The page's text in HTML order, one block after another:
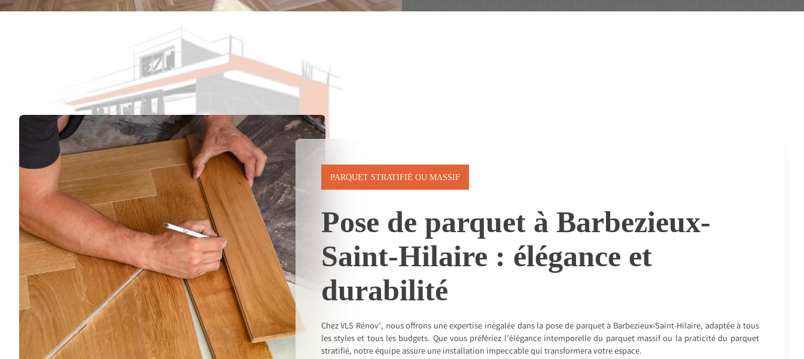
PARQUET STRATIFIÉ OU MASSIF
Pose de parquet à Barbezieux-
Saint-Hilaire : élégance et
durabilité
Chez VLS Rénov’, nous offrons une expertise inégalée dans la pose de parquet à Barbezieux-Saint-Hilaire, adaptée à tous
les styles et tous les budgets. Que vous préfériez l’élégance intemporelle du parquet massif ou la praticité du parquet
stratifié, notre équipe assure une installation impeccable qui transformera votre espace.